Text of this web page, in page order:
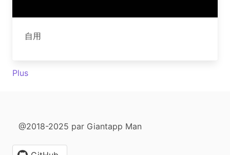
自用
Plus
@2018-2025 par Giantapp Man